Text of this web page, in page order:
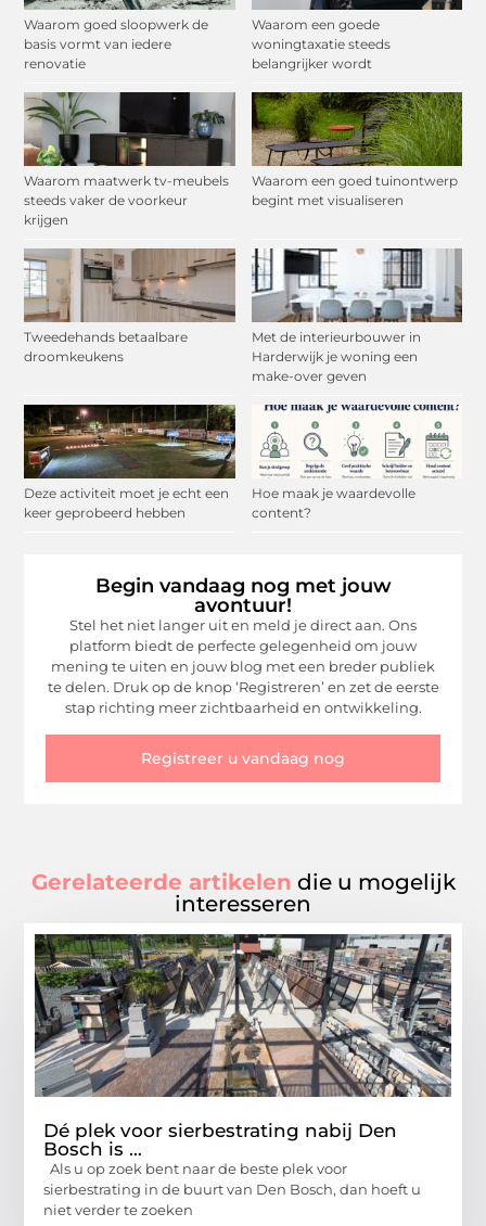
Waarom goed sloopwerk de
basis vormt van iedere
renovatie
Waarom een goede
woningtaxatie steeds
belangrijker wordt
Waarom maatwerk tv-meubels
steeds vaker de voorkeur
krijgen
Waarom een goed tuinontwerp
begint met visualiseren
Tweedehands betaalbare
droomkeukens
Met de interieurbouwer in
Harderwijk je woning een
make-over geven
Deze activiteit moet je echt een
keer geprobeerd hebben
Hoe maak je waardevolle
content?
Begin vandaag nog met jouw
avontuur!
Stel het niet langer uit en meld je direct aan. Ons
platform biedt de perfecte gelegenheid om jouw
mening te uiten en jouw blog met een breder publiek
te delen. Druk op de knop ‘Registreren’ en zet de eerste
stap richting meer zichtbaarheid en ontwikkeling.
Registreer u vandaag nog
Gerelateerde artikelen die u mogelijk
interesseren
Dé plek voor sierbestrating nabij Den
Bosch is …
Als u op zoek bent naar de beste plek voor
sierbestrating in de buurt van Den Bosch, dan hoeft u
niet verder te zoeken